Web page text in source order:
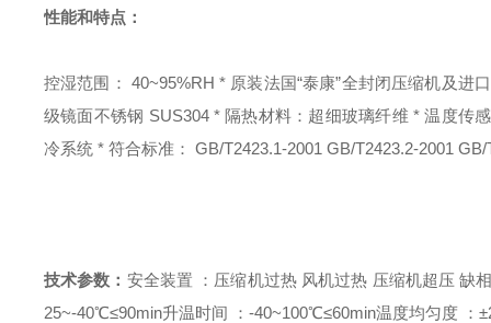
性能和特点：
控湿范围： 40~95%RH * 原装法国“泰康”全封闭压缩机及
级镜面不锈钢 SUS304 * 隔热材料：超细玻璃纤维 * 温度
冷系统 * 符合标准： GB/T2423.1-2001 GB/T2423.2-2001
技术参数： 安全装置 ：压缩机过热 风机过热 压缩机超压 缺
25~-40℃≤90min升温时间 ：-40~100℃≤60min温度均匀度 ：